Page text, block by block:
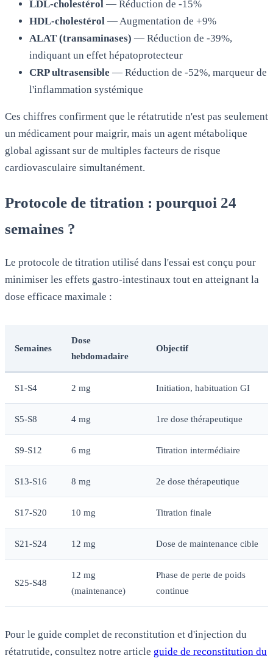
LDL-cholestérol — Réduction de -15%
HDL-cholestérol — Augmentation de +9%
ALAT (transaminases) — Réduction de -39%,
indiquant un effet hépatoprotecteur
CRP ultrasensible — Réduction de -52%, marqueur de
l'inflammation systémique
Ces chiffres confirment que le rétatrutide n'est pas seulement
un médicament pour maigrir, mais un agent métabolique
global agissant sur de multiples facteurs de risque
cardiovasculaire simultanément.
Protocole de titration : pourquoi 24
semaines ?
Le protocole de titration utilisé dans l'essai est conçu pour
minimiser les effets gastro-intestinaux tout en atteignant la
dose efficace maximale :
Semaines
Dose
hebdomadaire
Objectif
S1-S4 2 mg Initiation, habituation GI
S5-S8 4 mg 1re dose thérapeutique
S9-S12 6 mg Titration intermédiaire
S13-S16 8 mg 2e dose thérapeutique
S17-S20 10 mg Titration finale
S21-S24 12 mg Dose de maintenance cible
S25-S48
12 mg
(maintenance)
Phase de perte de poids
continue
Pour le guide complet de reconstitution et d'injection du
rétatrutide, consultez notre article guide de reconstitution du